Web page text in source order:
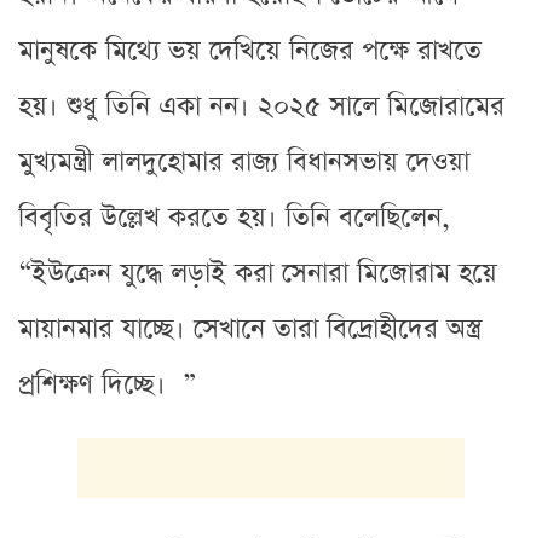
মানুষকে মিথ্যে ভয় দেখিয়ে নিজের পক্ষে রাখতে
হয়। শুধু তিনি একা নন। ২০২৫ সালে মিজোরামের
মুখ্যমন্ত্রী লালদুহোমার রাজ্য বিধানসভায় দেওয়া
বিবৃতির উল্লেখ করতে হয়। তিনি বলেছিলেন,
“ইউক্রেন যুদ্ধে লড়াই করা সেনারা মিজোরাম হয়ে
মায়ানমার যাচ্ছে। সেখানে তারা বিদ্রোহীদের অস্ত্র
প্রশিক্ষণ দিচ্ছে। ”